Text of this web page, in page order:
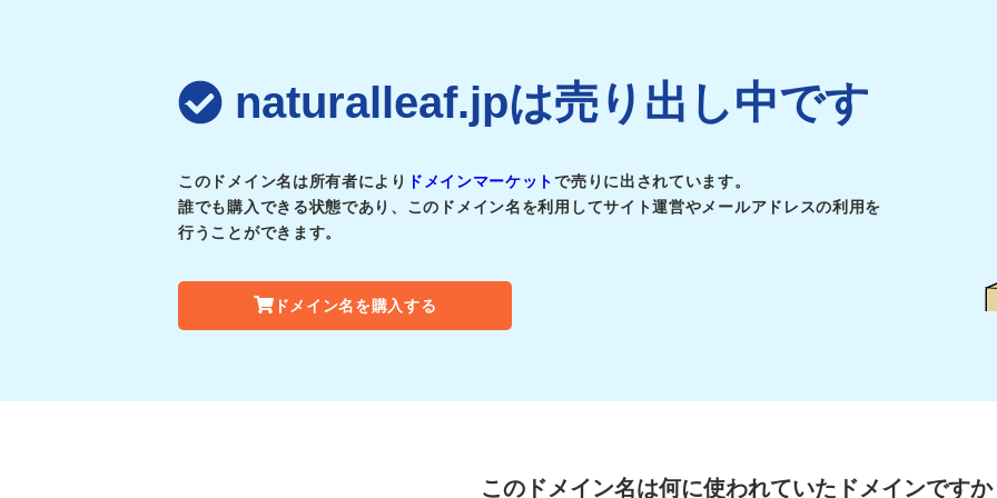
naturalleaf.jpは売り出し中です
このドメイン名は所有者により ドメインマーケットで売りに出されています。
誰でも購入できる状態であり、このドメイン名を利用してサイト運営やメールアドレスの利用を
行うことができます。
ドメイン名を購入する
このドメイン名は何に使われていたドメインですか